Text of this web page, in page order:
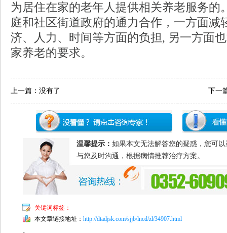
为居住在家的老年人提供相关养老服务的
庭和社区街道政府的通力合作，一方面减
济、人力、时间等方面的负担, 另一方面
家养老的要求。
上一篇：没有了 下一
温馨提示： 如果本文无法解答您的疑惑，您可
与您及时沟通，根据病情推荐治疗方案。
关键词标签：
本文章链接地址： http://dtadjsk.com/sjjb/lncd/zl/34907.html